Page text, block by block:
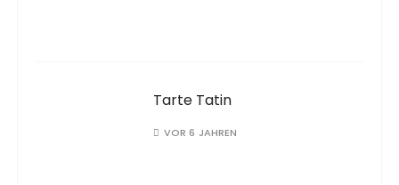
Tarte Tatin
VOR 6 JAHREN